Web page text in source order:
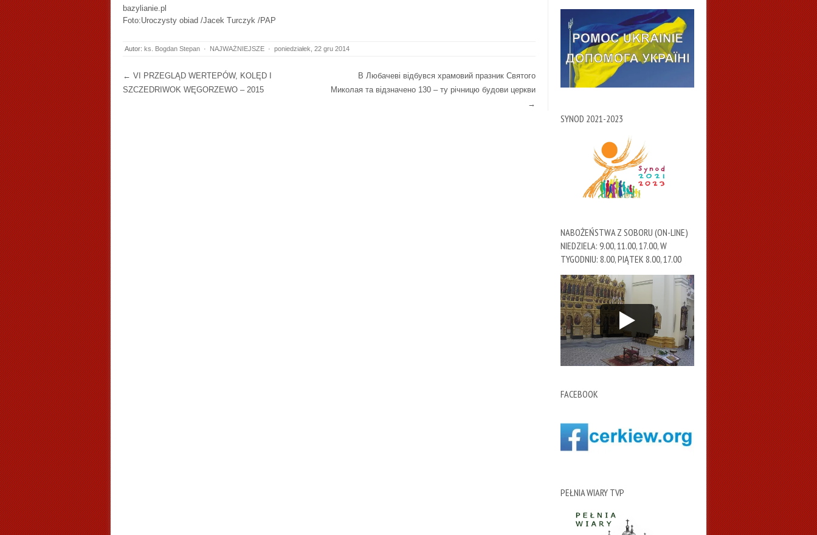
bazylianie.pl
Foto:Uroczysty obiad /Jacek Turczyk /PAP
Autor: ks. Bogdan Stepan · NAJWAŻNIEJSZE · poniedziałek, 22 gru 2014
Post navigation
← VI PRZEGLĄD WERTEPÓW, KOLĘD I
SZCZEDRIWOK WĘGORZEWO – 2015
В Любачеві відбувся храмовий празник Святого
Миколая та відзначено 130 – ту річницю будови церкви
→
SYNOD 2021-2023
NABOŻEŃSTWA Z SOBORU (ON-LINE)
NIEDZIELA: 9.00, 11.00, 17.00, W
TYGODNIU: 8.00, PIĄTEK 8.00, 17.00
FACEBOOK
PEŁNIA WIARY TVP